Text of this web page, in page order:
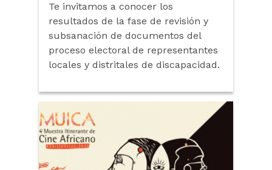
Te invitamos a conocer los
resultados de la fase de revisión y
subsanación de documentos del
proceso electoral de representantes
locales y distritales de discapacidad.